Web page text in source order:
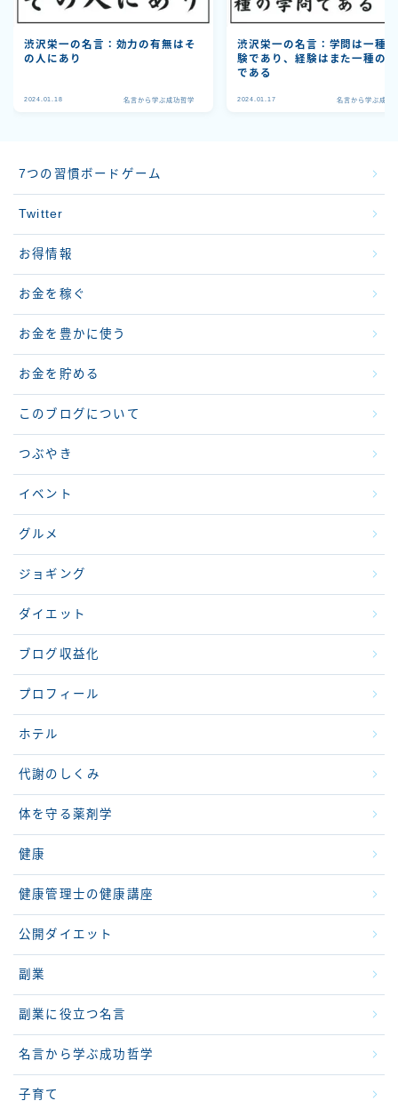
渋沢栄一の名言：効力の有無はそ
の人にあり
2024.01.18 名言から学ぶ成功哲学
渋沢栄一の名言：学問は一種
験であり、経験はまた一種の
である
2024.01.17 名言から学ぶ成功
7つの習慣ボードゲーム
Twitter
お得情報
お金を稼ぐ
お金を豊かに使う
お金を貯める
このブログについて
つぶやき
イベント
グルメ
ジョギング
ダイエット
ブログ収益化
プロフィール
ホテル
代謝のしくみ
体を守る薬剤学
健康
健康管理士の健康講座
公開ダイエット
副業
副業に役立つ名言
名言から学ぶ成功哲学
子育て